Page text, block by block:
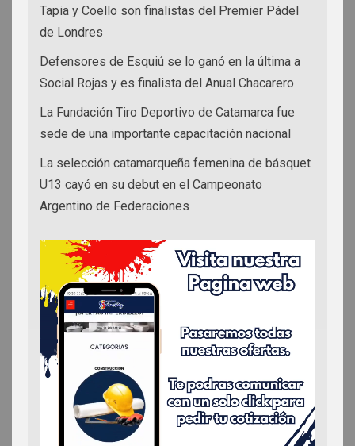
Tapia y Coello son finalistas del Premier Pádel
de Londres
Defensores de Esquiú se lo ganó en la última a
Social Rojas y es finalista del Anual Chacarero
La Fundación Tiro Deportivo de Catamarca fue
sede de una importante capacitación nacional
La selección catamarqueña femenina de básquet
U13 cayó en su debut en el Campeonato
Argentino de Federaciones